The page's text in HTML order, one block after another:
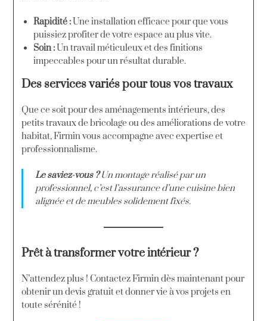
Rapidité :Une installation efficace pour que vous
puissiez profiter de votre espace au plus vite.
Soin :Un travail méticuleux et des finitions
impeccables pour un résultat durable.
Des services variés pour tous vos travaux
Que ce soit pour des aménagements intérieurs, des
petits travaux de bricolage ou des améliorations de votre
habitat, Firmin vous accompagne avec expertise et
professionnalisme.
Le saviez-vous ?Un montage réalisé par un
professionnel, c’est l’assurance d’une cuisine bien
alignée et de meubles solidement fixés.
Prêt à transformer votre intérieur ?
N’attendez plus ! Contactez Firmin dès maintenant pour
obtenir un devis gratuit et donner vie à vos projets en
toute sérénité !